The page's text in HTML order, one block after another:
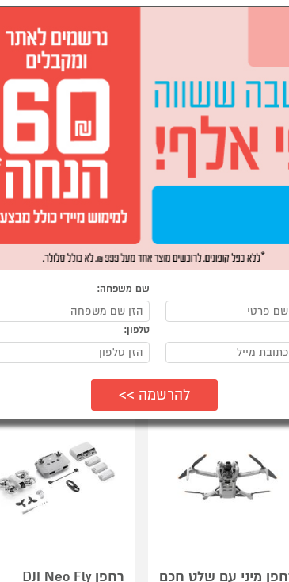
וציוד היקפי לבית ולגן ספורט, מחנאות וילדים
מיני עם שלט חכם
רחפן DJI Neo Fly
שם משפחה:
טלפון: